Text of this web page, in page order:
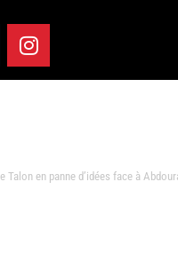
Talon en panne d’idées face à